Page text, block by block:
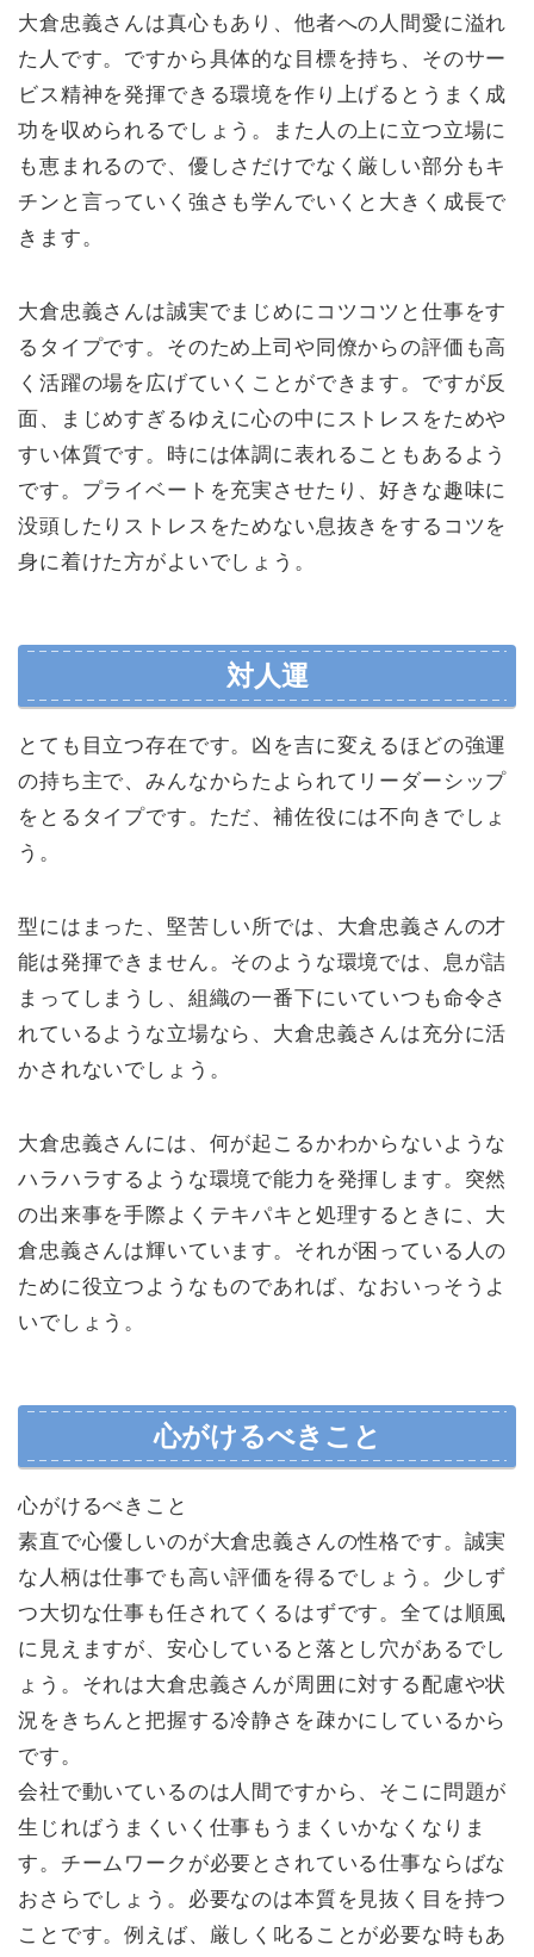
大倉忠義さんは真心もあり、他者への人間愛に溢れ
た人です。ですから具体的な目標を持ち、そのサー
ビス精神を発揮できる環境を作り上げるとうまく成
功を収められるでしょう。また人の上に立つ立場に
も恵まれるので、優しさだけでなく厳しい部分もキ
チンと言っていく強さも学んでいくと大きく成長で
きます。
大倉忠義さんは誠実でまじめにコツコツと仕事をす
るタイプです。そのため上司や同僚からの評価も高
く活躍の場を広げていくことができます。ですが反
面、まじめすぎるゆえに心の中にストレスをためや
すい体質です。時には体調に表れることもあるよう
です。プライベートを充実させたり、好きな趣味に
没頭したりストレスをためない息抜きをするコツを
身に着けた方がよいでしょう。
対人運
とても目立つ存在です。凶を吉に変えるほどの強運
の持ち主で、みんなからたよられてリーダーシップ
をとるタイプです。ただ、補佐役には不向きでしょ
う。
型にはまった、堅苦しい所では、大倉忠義さんの才
能は発揮できません。そのような環境では、息が詰
まってしまうし、組織の一番下にいていつも命令さ
れているような立場なら、大倉忠義さんは充分に活
かされないでしょう。
大倉忠義さんには、何が起こるかわからないような
ハラハラするような環境で能力を発揮します。突然
の出来事を手際よくテキパキと処理するときに、大
倉忠義さんは輝いています。それが困っている人の
ために役立つようなものであれば、なおいっそうよ
いでしょう。
心がけるべきこと
心がけるべきこと
素直で心優しいのが大倉忠義さんの性格です。誠実
な人柄は仕事でも高い評価を得るでしょう。少しず
つ大切な仕事も任されてくるはずです。全ては順風
に見えますが、安心していると落とし穴があるでし
ょう。それは大倉忠義さんが周囲に対する配慮や状
況をきちんと把握する冷静さを疎かにしているから
です。
会社で動いているのは人間ですから、そこに問題が
生じればうまくいく仕事もうまくいかなくなりま
す。チームワークが必要とされている仕事ならばな
おさらでしょう。必要なのは本質を見抜く目を持つ
ことです。例えば、厳しく叱ることが必要な時もあ